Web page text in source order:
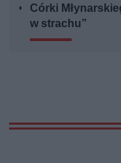
Córki
w strachu”